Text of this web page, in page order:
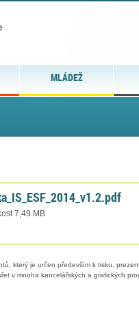
MLÁDEŽ
7,49 MB
který je určen především k tisku,
v mnoha kancelářských a grafických